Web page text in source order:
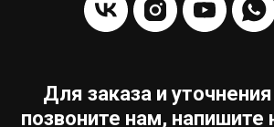
Для заказа и
позвоните нам, напишите